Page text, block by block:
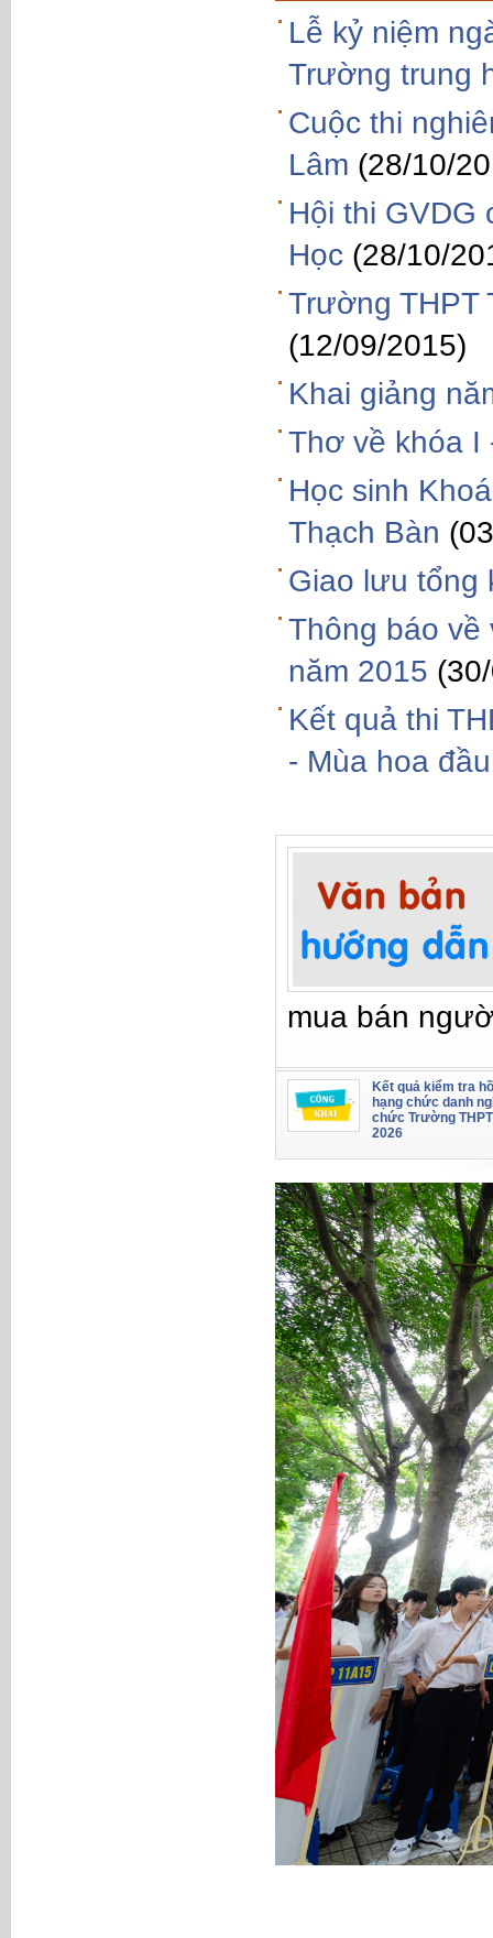
Lễ kỷ niệm
Trường trung
Cuộc thi
Lâm (28/10/
Hội thi GVDG
Học (28/10/
Trường THPT
(12/09/2015)
Khai giảng
Thơ về khóa I
Học sinh
Thạch Bàn
Giao lưu tổng
Thông báo về
năm 2015
Kết quả thi
- Mùa hoa
mua bán
Kết quả kiểm tra
hạng chức danh
chức Trường
2026